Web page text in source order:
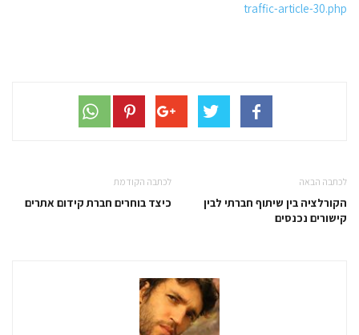
traffic-article-30.php
לכתבה הקודמת
כיצד בוחרים חברת קידום אתרים
לכתבה הבאה
הקורלציה בין שיתוף חברתי לבין
קישורים נכנסים